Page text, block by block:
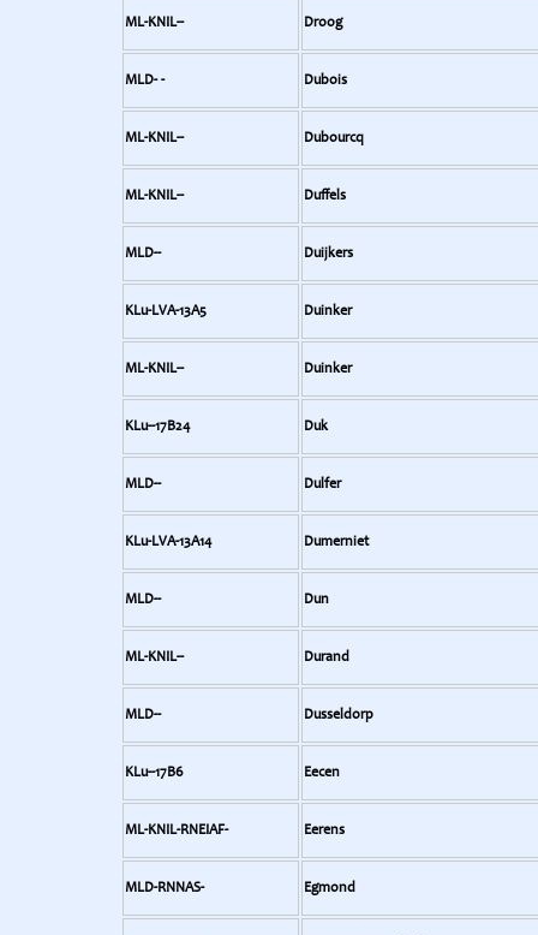
ML-KNIL-- Droog
MLD- - Dubois
ML-KNIL-- Dubourcq
ML-KNIL-- Duffels
MLD-- Duijkers
KLu-LVA-13A5 Duinker
ML-KNIL-- Duinker
KLu--17B24 Duk
MLD-- Dulfer
KLu-LVA-13A14 Dumerniet
MLD-- Dun
ML-KNIL-- Durand
MLD-- Dusseldorp
KLu--17B6 Eecen
ML-KNIL-RNEIAF- Eerens
MLD-RNNAS- Egmond